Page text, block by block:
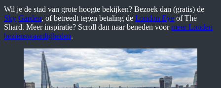
Wil je de stad van grote hoogte bekijken? Bezoek dan (gratis) de
Sky Garden, of betreedt tegen betaling de London Eye of The
Shard. Meer inspiratie? Scroll dan naar beneden voormeer Londen
bezienswaardigheden.